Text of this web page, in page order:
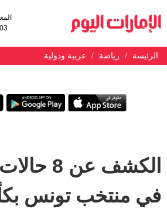
الرئيسة رياضة عربية ودولية
الكشف
في منتخب تونس